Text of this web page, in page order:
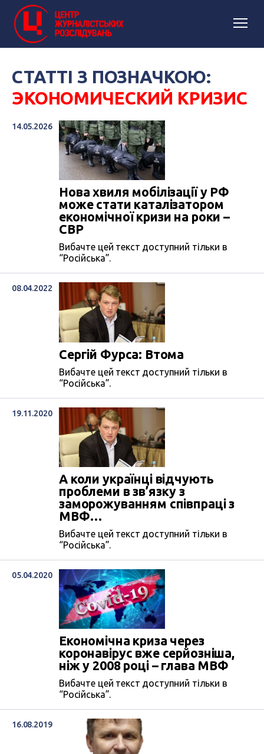
СТАТТІ З ПОЗНАЧКОЮ:
ЭКОНОМИЧЕСКИЙ КРИЗИС
14.05.2026
Нова хвиля мобілізації у РФ
може стати каталізатором
економічної кризи на роки –
СВР
Вибачте цей текст доступний тільки в
“Російська”.
08.04.2022
Сергій Фурса: Втома
Вибачте цей текст доступний тільки в
“Російська”.
19.11.2020
А коли українці відчують
проблеми в зв’язку з
заморожуванням співпраці з
МВФ…
Вибачте цей текст доступний тільки в
“Російська”.
05.04.2020
Економічна криза через
коронавірус вже серйозніша,
ніж у 2008 році – глава МВФ
Вибачте цей текст доступний тільки в
“Російська”.
16.08.2019